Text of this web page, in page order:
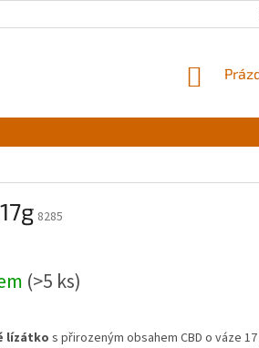
8285
(>5 ks)
lízátko s přirozeným obsahem CBD o váze